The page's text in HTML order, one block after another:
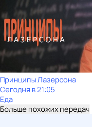
Принципы Лазерсона
Сегодня в 21:05
Еда
Больше похожих передач